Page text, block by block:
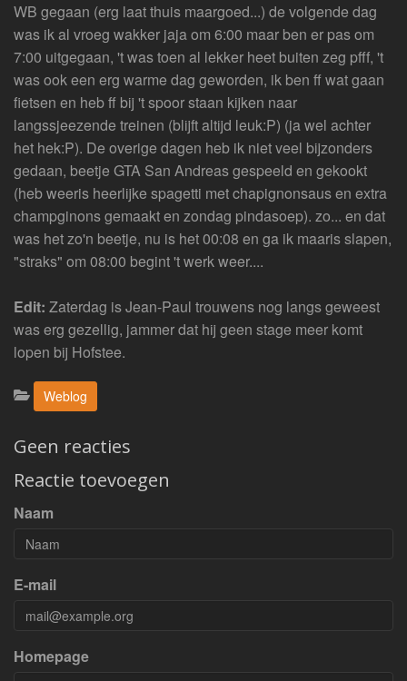
WB gegaan (erg laat thuis maargoed...) de volgende dag
was ik al vroeg wakker jaja om 6:00 maar ben er pas om
7:00 uitgegaan, 't was toen al lekker heet buiten zeg pfff, 't
was ook een erg warme dag geworden, ik ben ff wat gaan
fietsen en heb ff bij 't spoor staan kijken naar
langssjeezende treinen (blijft altijd leuk:P) (ja wel achter
het hek:P). De overige dagen heb ik niet veel bijzonders
gedaan, beetje GTA San Andreas gespeeld en gekookt
(heb weeris heerlijke spagetti met chapignonsaus en extra
champginons gemaakt en zondag pindasoep). zo... en dat
was het zo'n beetje, nu is het 00:08 en ga ik maaris slapen,
"straks" om 08:00 begint 't werk weer....
Edit: Zaterdag is Jean-Paul trouwens nog langs geweest
was erg gezellig, jammer dat hij geen stage meer komt
lopen bij Hofstee.
Categorieën:
Weblog
Geen reacties
Reactie toevoegen
Naam
E-mail
Homepage